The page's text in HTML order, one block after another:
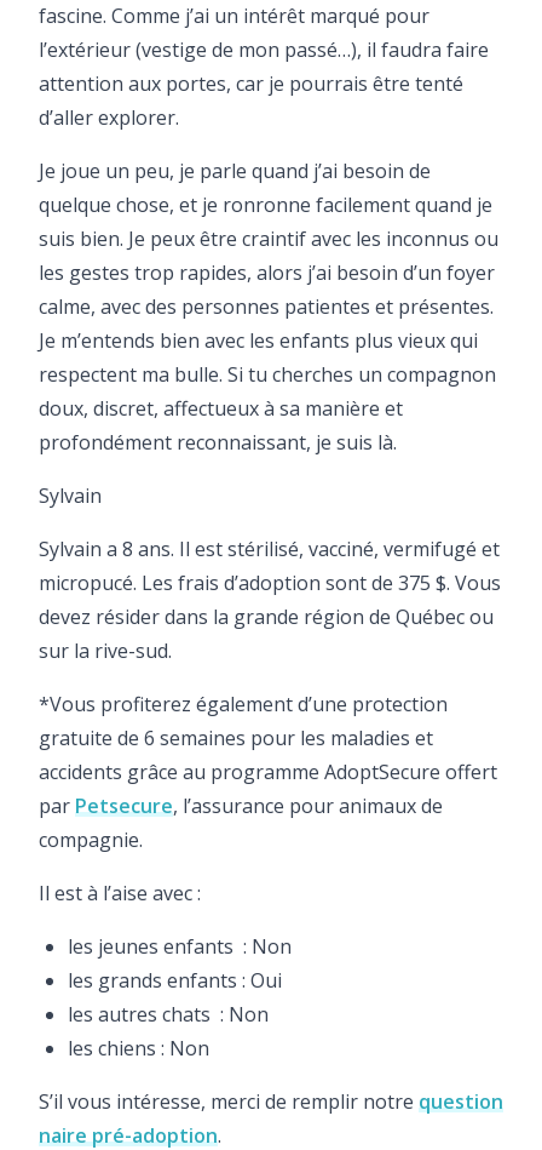
fascine. Comme j’ai un intérêt marqué pour
l’extérieur (vestige de mon passé…), il faudra faire
attention aux portes, car je pourrais être tenté
d’aller explorer.
Je joue un peu, je parle quand j’ai besoin de
quelque chose, et je ronronne facilement quand je
suis bien. Je peux être craintif avec les inconnus ou
les gestes trop rapides, alors j’ai besoin d’un foyer
calme, avec des personnes patientes et présentes.
Je m’entends bien avec les enfants plus vieux qui
respectent ma bulle. Si tu cherches un compagnon
doux, discret, affectueux à sa manière et
profondément reconnaissant, je suis là.
Sylvain
Sylvain a 8 ans. Il est stérilisé, vacciné, vermifugé et
micropucé. Les frais d’adoption sont de 375 $. Vous
devez résider dans la grande région de Québec ou
sur la rive-sud.
*Vous profiterez également d’une protection
gratuite de 6 semaines pour les maladies et
accidents grâce au programme AdoptSecure offert
parPetsecure, l’assurance pour animaux de
compagnie.
Il est à l’aise avec :
les jeunes enfants : Non
les grands enfants : Oui
les autres chats : Non
les chiens : Non
S’il vous intéresse, merci de remplir notre question
naire pré-adoption.